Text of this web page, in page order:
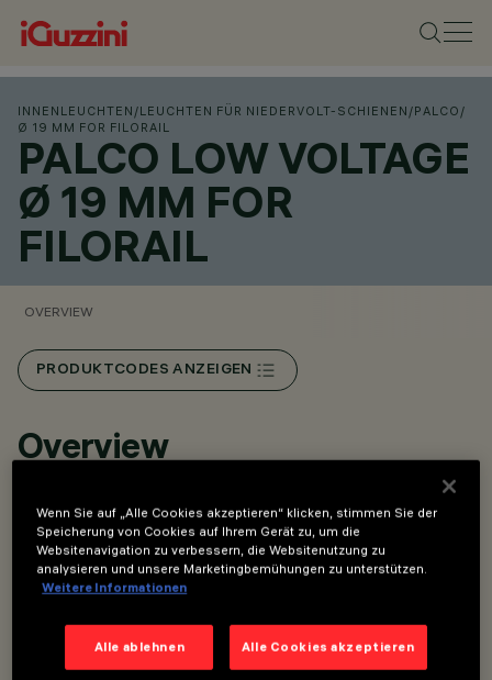
INNENLEUCHTEN /LEUCHTEN FÜR NIEDERVOLT-SCHIENEN /PALCO /
Ø 19 MM FOR FILORAIL
PALCO LOW VOLTAGE
Ø 19 MM FOR
FILORAIL
OVERVIEW
PRODUKTCODES ANZEIGEN
Overview
Installation an Schiene Filorail 48V (16A).
Miniaturisierter Strahler mit eingebautem, in den Adapter
versenkten Treiber.
Strahlerkorpus aus Aluminiumdruckguss.
Hochauflösende Linsen aus Thermoplast. Hoher
Wenn Sie auf „Alle Cookies akzeptieren“ klicken, stimmen Sie der
Speicherung von Cookies auf Ihrem Gerät zu, um die
Websitenavigation zu verbessern, die Websitenutzung zu
analysieren und unsere Marketingbemühungen zu unterstützen.
Weitere Informationen
Alle ablehnen Alle Cookies akzeptieren